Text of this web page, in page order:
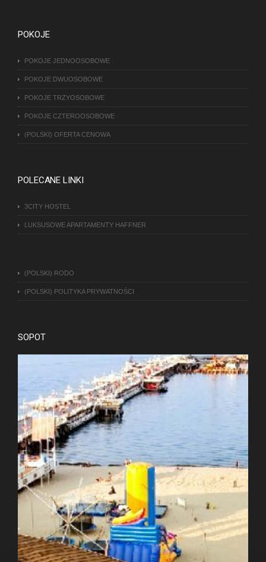
POKOJE
POKOJE JEDNOOSOBOWE
POKOJE DWUOSOBOWE
POKOJE TRZYOSOBOWE
POKOJE CZTEROOSOBOWE
(POLSKI) OFERTA CENOWA
POLECANE LINKI
3CITY HOSTEL
LUKSUSOWE APARTAMENTY HAFFNER
(POLSKI) RODO
(POLSKI) POLITYKA PRYWATNOŚCI
SOPOT